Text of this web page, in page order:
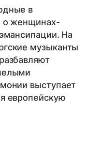
в
о женщинах-
На
музыканты
выступает
европейскую